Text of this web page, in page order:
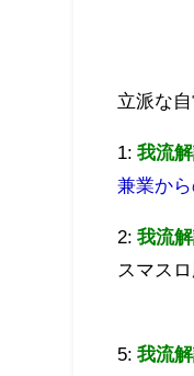
立派な
1:我流
兼業か
2:我流
スマス
5:我流